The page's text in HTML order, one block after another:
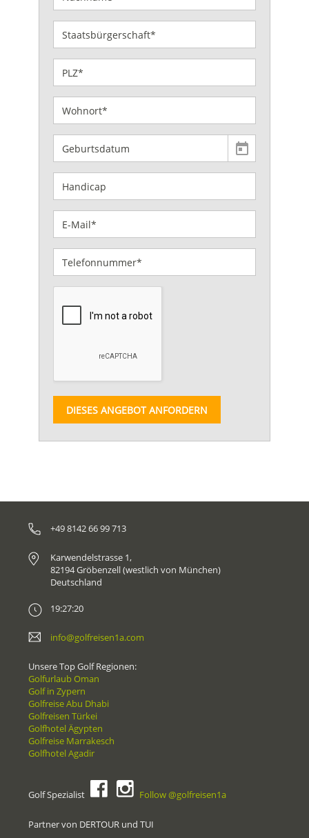
DIESES ANGEBOT ANFORDERN
+49 8142 66 99 713
Karwendelstrasse 1,
82194 Gröbenzell (westlich von München)
Deutschland
19:27:20
info@golfreisen1a.com
Unsere Top Golf Regionen:
Golfurlaub Oman
Golf in Zypern
Golfreise Abu Dhabi
Golfreisen Türkei
Golfhotel Ägypten
Golfreise Marrakesch
Golfhotel Agadir
Golf Spezialist Follow @golfreisen1a
Partner von DERTOUR und TUI